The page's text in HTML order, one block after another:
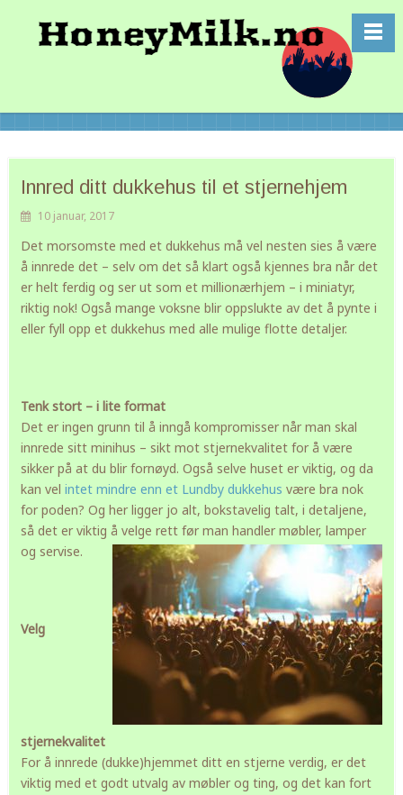
Innred ditt dukkehus til et stjernehjem
10 januar, 2017
Det morsomste med et dukkehus må vel nesten sies å være
å innrede det – selv om det så klart også kjennes bra når det
er helt ferdig og ser ut som et millionærhjem – i miniatyr,
riktig nok! Også mange voksne blir oppslukte av det å pynte i
eller fyll opp et dukkehus med alle mulige flotte detaljer.
Tenk stort – i lite format
Det er ingen grunn til å inngå kompromisser når man skal
innrede sitt minihus – sikt mot stjernekvalitet for å være
sikker på at du blir fornøyd. Også selve huset er viktig, og da
kan vel intet mindre enn et Lundby dukkehus være bra nok
for poden? Og her ligger jo alt, bokstavelig talt, i detaljene,
så det er viktig å velge rett før man handler møbler, lamper
og servise.
Velg
stjernekvalitet
For å innrede (dukke)hjemmet ditt en stjerne verdig, er det
viktig med et godt utvalg av møbler og ting, og det kan fort